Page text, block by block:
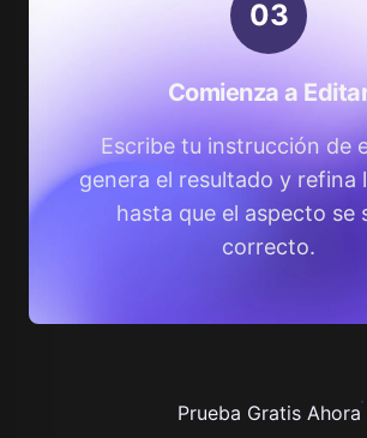
03
Comienza a
Escribe tu instrucción de
genera el resultado y refina
hasta que el aspecto se
correcto.
Prueba Gratis Ahora